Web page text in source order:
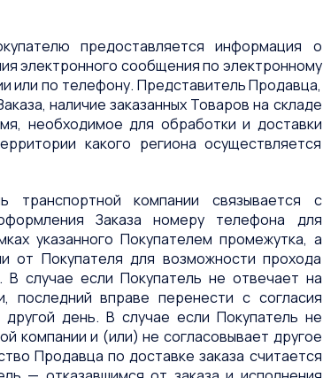
предоставляется информация о
электронного сообщения по электронному
или по телефону. Представитель Продавца,
наличие заказанных Товаров на складе
необходимое для обработки и доставки
какого региона осуществляется
транспортной компании связывается с
Заказа номеру телефона для
указанного Покупателем промежутка, а
от Покупателя для возможности прохода
В случае если Покупатель не отвечает на
последний вправе перенести с согласия
день. В случае если Покупатель не
компании и (или) не согласовывает другое
Продавца по доставке заказа считается